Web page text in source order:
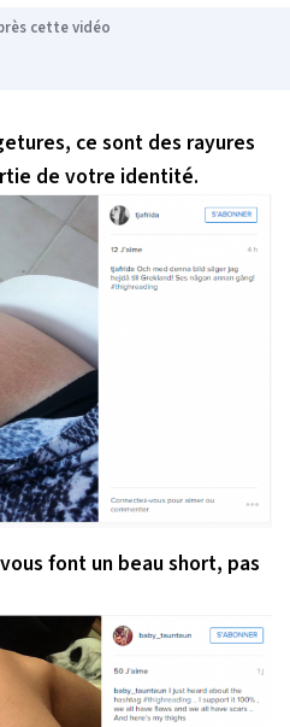
cette vidéo
ce sont des rayures
de votre identité.
font un beau short, pas